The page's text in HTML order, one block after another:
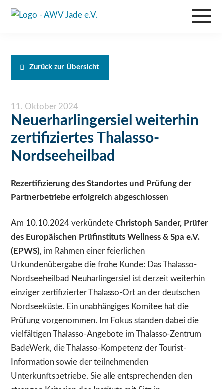
Zurück zur Übersicht
11. Oktober 2024
Neuerharlingersiel weiterhin
zertifiziertes Thalasso-
Nordseeheilbad
Rezertifizierung des Standortes und Prüfung der
Partnerbetriebe erfolgreich abgeschlossen
Am 10.10.2024 verkündeteChristoph Sander, Prüfer
des Europäischen Prüfinstituts Wellness & Spa e.V.
(EPWS), im Rahmen einer feierlichen
Urkundenübergabe die frohe Kunde: Das Thalasso-
Nordseeheilbad Neuharlingersiel ist derzeit weiterhin
einziger zertifizierter Thalasso-Ort an der deutschen
Nordseeküste. Ein unabhängiges Komitee hat die
Prüfung vorgenommen. Im Fokus standen dabei die
vielfältigen Thalasso-Angebote im Thalasso-Zentrum
BadeWerk, die Thalasso-Kompetenz der Tourist-
Information sowie der teilnehmenden
Unterkunftsbetriebe. Sie alle entsprechenden den